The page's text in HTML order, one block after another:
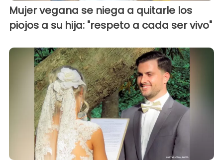
Mujer vegana se niega a quitarle los
piojos a su hija: "respeto a cada ser vivo"